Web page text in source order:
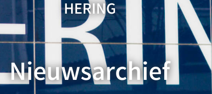
HERING
Nieuwsarchief